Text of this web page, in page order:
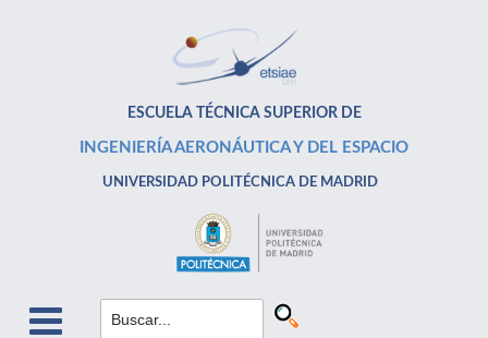
ESCUELA TÉCNICA SUPERIOR DE
INGENIERÍA AERONÁUTICA Y DEL ESPACIO
UNIVERSIDAD POLITÉCNICA DE MADRID